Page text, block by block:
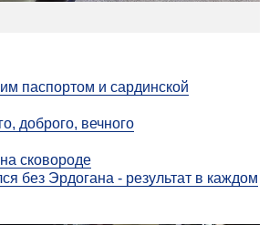
паспортом и сардинской
доброго, вечного
сковороде
без Эрдогана - результат в каждом